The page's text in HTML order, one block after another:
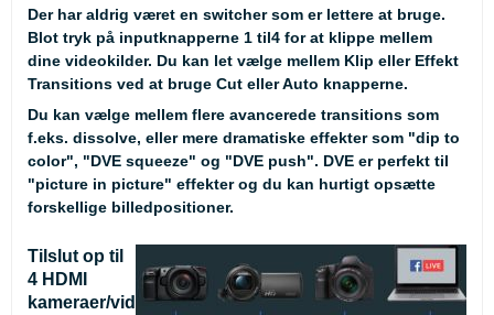
Der har aldrig været en switcher som er lettere at bruge.
Blot tryk på inputknapperne 1 til4 for at klippe mellem
dine videokilder. Du kan let vælge mellem Klip eller Effekt
Transitions ved at bruge Cut eller Auto knapperne.
Du kan vælge mellem flere avancerede transitions som
f.eks. dissolve, eller mere dramatiske effekter som "dip to
color", "DVE squeeze" og "DVE push". DVE er perfekt til
"picture in picture" effekter og du kan hurtigt opsætte
forskellige billedpositioner.
Tilslut op til
4 HDMI
kameraer/vid